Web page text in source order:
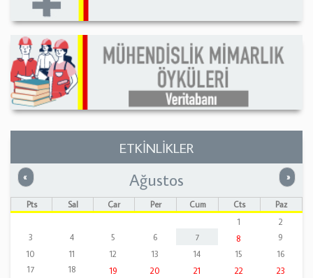
ETKİNLİKLER
« Önceki »
Ağustos
Pts Sal Çar Per Cum Cts
Paz
1
2
3
4 5 6 7 8
9
10
11 12 13 14 15
16
17
18 19 20 21 22
23